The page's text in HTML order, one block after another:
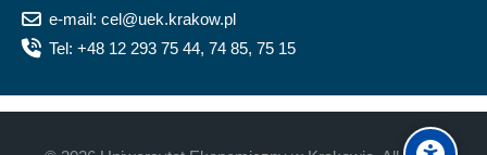
e-mail: cel@uek.krakow.pl
Tel: +48 12 293 75 44, 74 85, 75 15